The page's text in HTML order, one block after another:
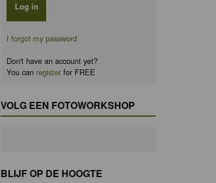
I forgot my password
Don't have an account yet?
You can registerfor FREE
VOLG EEN FOTOWORKSHOP
BLIJF OP DE HOOGTE